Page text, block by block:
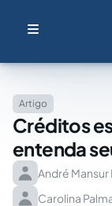
Artigo
Créditos
entenda
André
Carolina